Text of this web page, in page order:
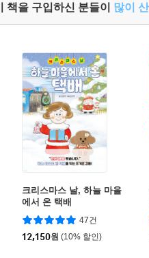
책을 구입하신 분들이 많이
크리스마스 날, 하늘 마을
에서 온 택배
47건
12,150원 (10% 할인)